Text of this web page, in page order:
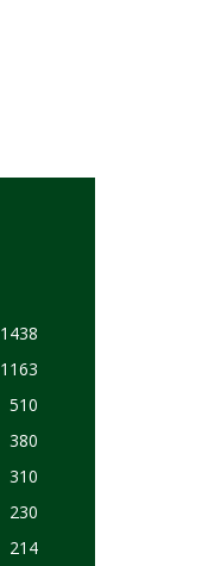
1438
1163
510
380
310
230
214